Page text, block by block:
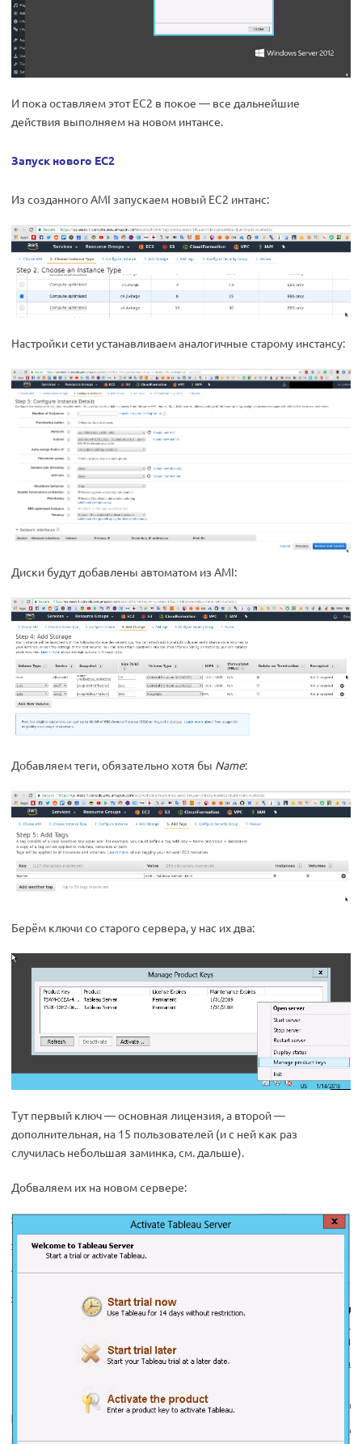
И пока оставляем этот EC2 в покое — все дальнейшие
действия выполняем на новом интансе.
Запуск нового EC2
Из созданного AMI запускаем новый EC2 интанс:
Настройки сети устанавливаем аналогичные старому инстансу:
Диски будут добавлены автоматом из AMI:
Добавляем теги, обязательно хотя бы Name:
Берём ключи со старого сервера, у нас их два:
Тут первый ключ — основная лицензия, а второй —
дополнительная, на 15 пользователей (и с ней как раз
случилась небольшая заминка, см. дальше).
Добваляем их на новом сервере: